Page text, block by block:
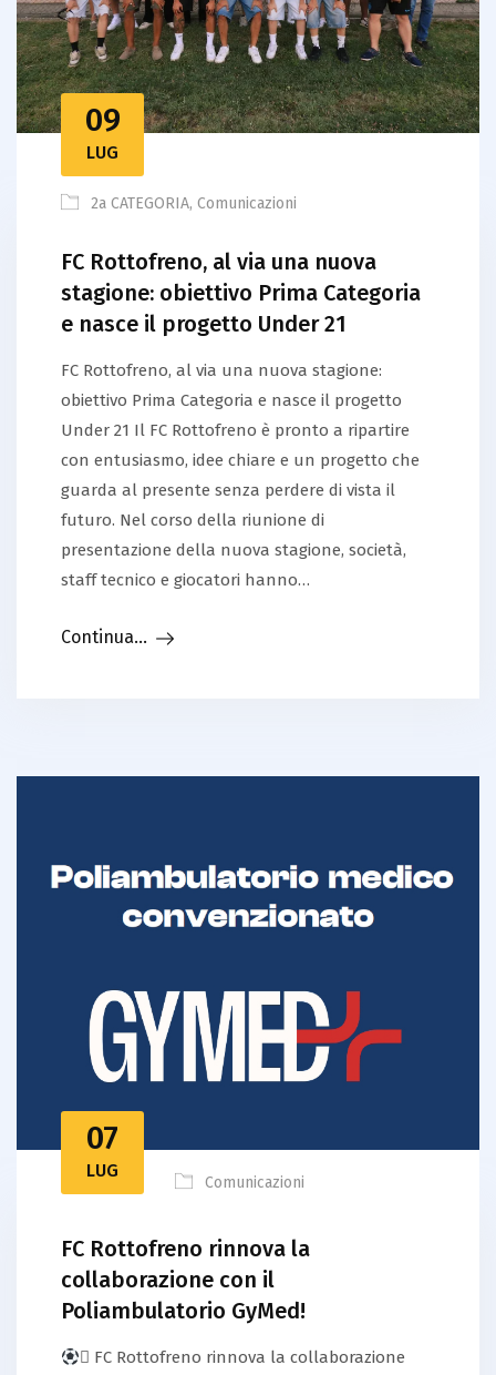
09
LUG
2a CATEGORIA, Comunicazioni
FC Rottofreno, al via una nuova
stagione: obiettivo Prima Categoria
e nasce il progetto Under 21
FC Rottofreno, al via una nuova stagione:
obiettivo Prima Categoria e nasce il progetto
Under 21 Il FC Rottofreno è pronto a ripartire
con entusiasmo, idee chiare e un progetto che
guarda al presente senza perdere di vista il
futuro. Nel corso della riunione di
presentazione della nuova stagione, società,
staff tecnico e giocatori hanno…
Continua...
07
LUG
Comunicazioni
FC Rottofreno rinnova la
collaborazione con il
Poliambulatorio GyMed!
 FC Rottofreno rinnova la collaborazione